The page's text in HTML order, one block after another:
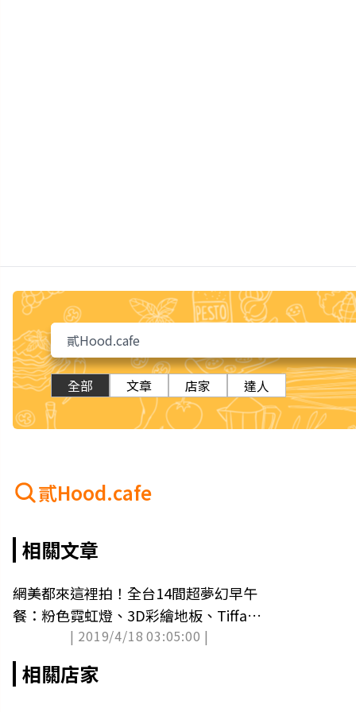
全部 文章 店家 達人
貳Hood.cafe
相關文章
網美都來這裡拍！全台14間超夢幻早午
餐：粉色霓虹燈、3D彩繪地板、Tiffany
| 2019/4/18 03:05:00 |
相關店家